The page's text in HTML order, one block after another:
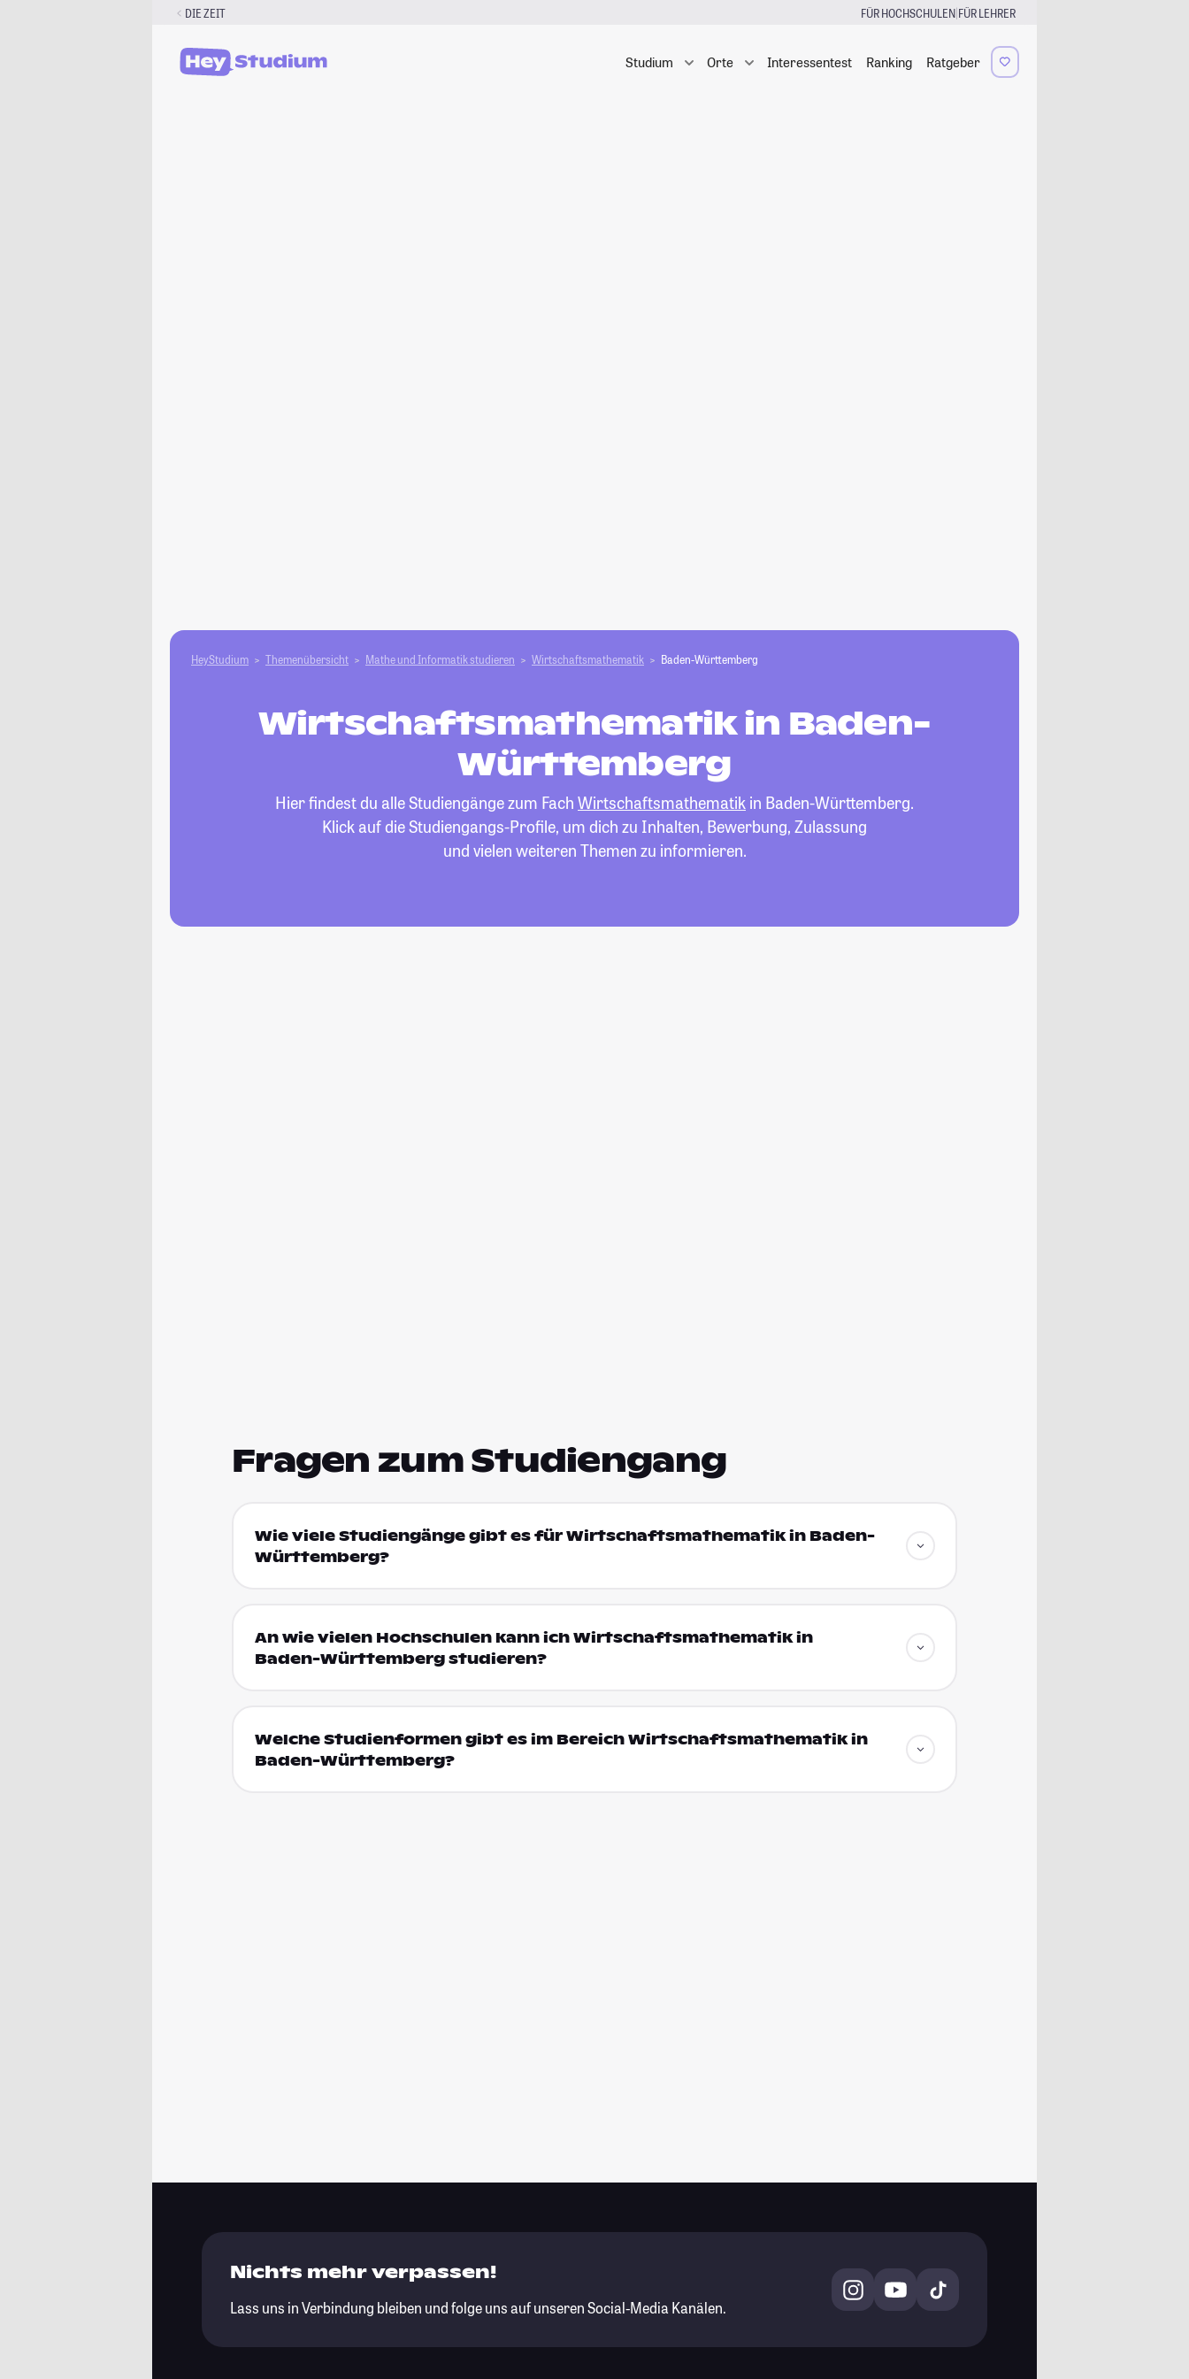
DIE ZEIT FÜR HOCHSCHULEN|FÜR LEHRER
Studium Orte Interessentest Ranking Ratgeber
HeyStudium Themenübersicht Mathe und Informatik studieren Wirtschaftsmathematik Baden-Württemberg
Wirtschaftsmathematik in Baden-
Württemberg
Hier findest du alle Studiengänge zum Fach Wirtschaftsmathematik in Baden-Württemberg.
Klick auf die Studiengangs-Profile, um dich zu Inhalten, Bewerbung, Zulassung
und vielen weiteren Themen zu informieren.
Fragen zum Studiengang
Wie viele Studiengänge gibt es für Wirtschaftsmathematik in Baden-
Württemberg?
An wie vielen Hochschulen kann ich Wirtschaftsmathematik in
Baden-Württemberg studieren?
Welche Studienformen gibt es im Bereich Wirtschaftsmathematik in
Baden-Württemberg?
Nichts mehr verpassen!
Lass uns in Verbindung bleiben und folge uns auf unseren Social-Media Kanälen.